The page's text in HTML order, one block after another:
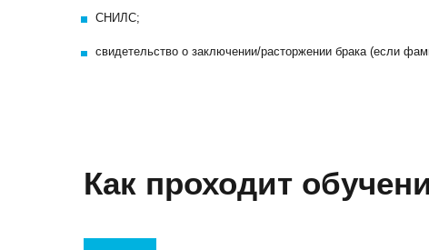
СНИЛС;
свидетельство о заключении/расторжении брака (если
Как проходит